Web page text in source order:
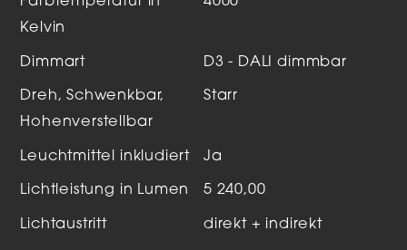
Kelvin
Dimmart D3 - DALI dimmbar
Dreh, Schwenkbar,
Hohenverstellbar
Starr
Leuchtmittel inkludiert Ja
Lichtleistung in Lumen 5 240,00
Lichtaustritt direkt + indirekt